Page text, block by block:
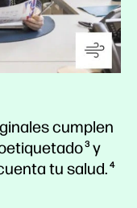
cumplen
3 y
tu salud. 4